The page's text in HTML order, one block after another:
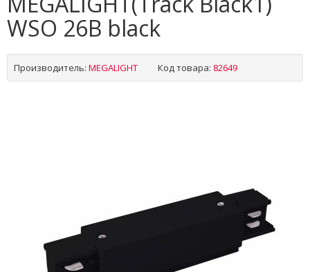
WSO 26B black
Производитель: MEGALIGHT Код товара: 82649